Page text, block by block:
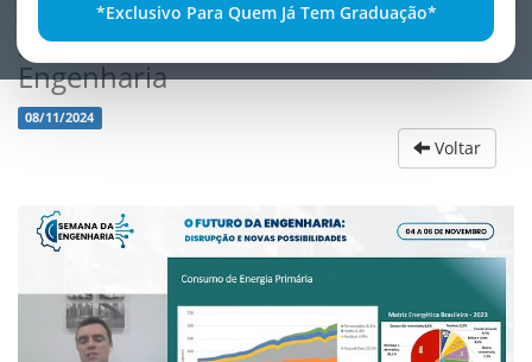
*Exclusivo Para Quem Já Tem Graduação*
Sucesso na Live da 1ª Semana de
Engenharia
08/11/2024
Voltar